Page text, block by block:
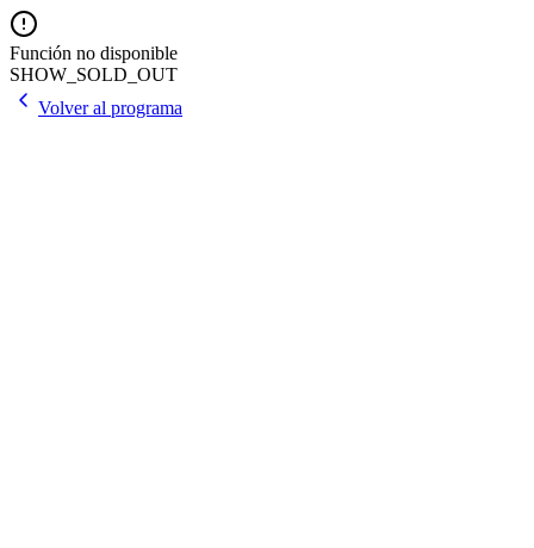
Función no disponible
SHOW_SOLD_OUT
Volver al programa